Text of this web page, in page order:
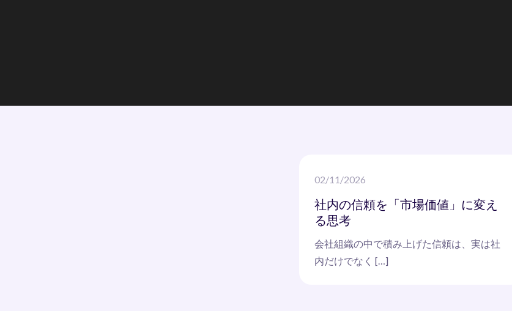
02/11/2026
社内の信頼を「市場価値」に変え
る思考
会社組織の中で積み上げた信頼は、実は社
内だけでなく […]